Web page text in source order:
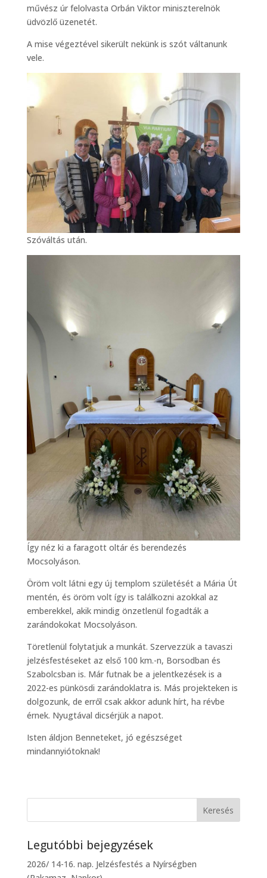
művész úr felolvasta Orbán Viktor miniszterelnök
üdvözlő üzenetét.
A mise végeztével sikerült nekünk is szót váltanunk
vele.
Szóváltás után.
Így néz ki a faragott oltár és berendezés
Mocsolyáson.
Öröm volt látni egy új templom születését a Mária Út
mentén, és öröm volt így is találkozni azokkal az
emberekkel, akik mindig önzetlenül fogadták a
zarándokokat Mocsolyáson.
Töretlenül folytatjuk a munkát. Szervezzük a tavaszi
jelzésfestéseket az első 100 km.-n, Borsodban és
Szabolcsban is. Már futnak be a jelentkezések is a
2022-es pünkösdi zarándoklatra is. Más projekteken is
dolgozunk, de erről csak akkor adunk hírt, ha révbe
érnek. Nyugtával dicsérjük a napot.
Isten áldjon Benneteket, jó egészséget
mindannyiótoknak!
Legutóbbi bejegyzések
2026/ 14-16. nap. Jelzésfestés a Nyírségben